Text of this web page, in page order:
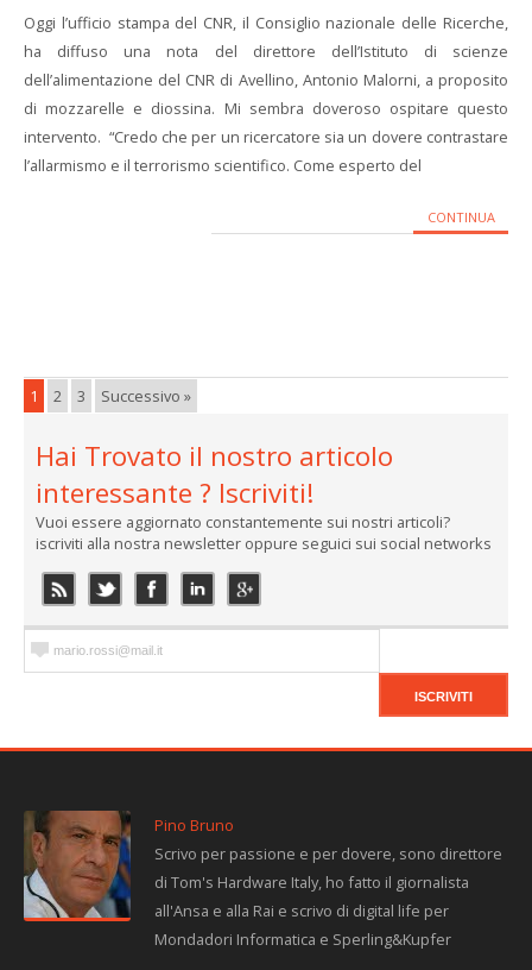
Oggi l’ufficio stampa del CNR, il Consiglio nazionale delle Ricerche,
ha diffuso una nota del direttore dell’Istituto di scienze
dell’alimentazione del CNR di Avellino, Antonio Malorni, a proposito
di mozzarelle e diossina. Mi sembra doveroso ospitare questo
intervento. “Credo che per un ricercatore sia un dovere contrastare
l’allarmismo e il terrorismo scientifico. Come esperto del
CONTINUA
1 2 3 Successivo »
Hai Trovato il nostro articolo
interessante ? Iscriviti!
Vuoi essere aggiornato constantemente sui nostri articoli?
iscriviti alla nostra newsletter oppure seguici sui social networks
Pino Bruno
Scrivo per passione e per dovere, sono direttore
di Tom's Hardware Italy, ho fatto il giornalista
all'Ansa e alla Rai e scrivo di digital life per
Mondadori Informatica e Sperling&Kupfer